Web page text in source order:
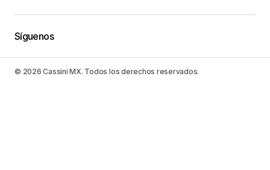
Síguenos
© 2026 Cassini MX. Todos los derechos reservados.